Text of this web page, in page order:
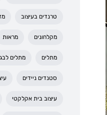
טרנדים בעיצוב
מקלחונים מראות
מתלים מתלים
סטנדים ניידים
עיצוב בית אקלקטי